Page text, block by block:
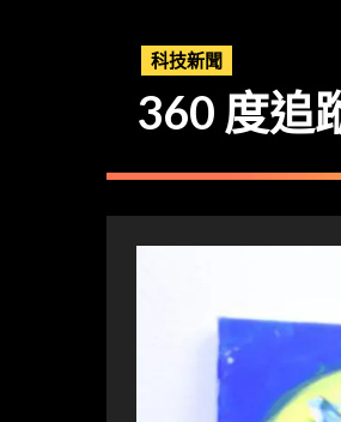
科技新聞
360 度追